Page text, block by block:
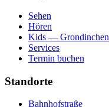
Sehen
Hören
Kids — Grondinchen
Services
Termin buchen
Standorte
Bahnhofstraße